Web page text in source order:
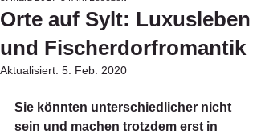
Orte auf Sylt: Luxusleben
und Fischerdorfromantik
Aktualisiert: 5. Feb. 2020
Sie könnten unterschiedlicher nicht
sein und machen trotzdem erst in